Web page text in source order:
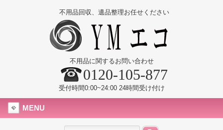
不用品回収、遺品整理お任せください
不用品に関するお問い合わせ
0120-105-877
受付時間0:00~24:00 24時間受け付け
MENU